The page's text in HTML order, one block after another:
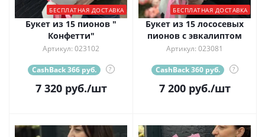
БЕСПЛАТНАЯ ДОСТАВКА
Букет из 15 пионов "
Конфетти"
Артикул: 023102
CashBack 366 руб. ?
7 320руб./шт
БЕСПЛАТНАЯ ДОСТАВКА
Букет из 15 лососевых
пионов с эвкалиптом
Артикул: 023081
CashBack 360 руб. ?
7 200руб./шт